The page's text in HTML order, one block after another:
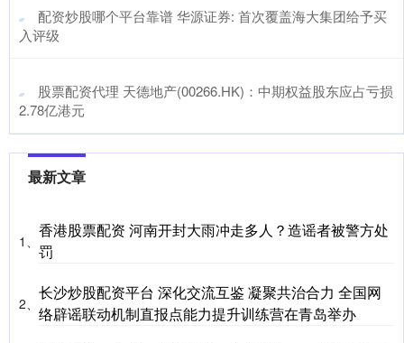
​配资炒股哪个平台靠谱 华源证券: 首次覆盖海大集团给予买
入评级
​股票配资代理 天德地产(00266.HK)：中期权益股东应占亏损
2.78亿港元
最新文章
1、
香港股票配资 河南开封大雨冲走多人？造谣者被警方处
罚
2、
长沙炒股配资平台 深化交流互鉴 凝聚共治合力 全国网
络辟谣联动机制直报点能力提升训练营在青岛举办